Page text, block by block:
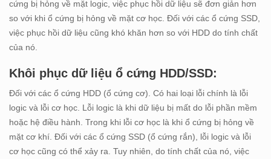
cứng bị hỏng về mặt logic, việc phục hồi dữ liệu sẽ đơn giản hơn
so với khi ổ cứng bị hỏng về mặt cơ học. Đối với các ổ cứng SSD,
việc phục hồi dữ liệu cũng khó khăn hơn so với HDD do tính chất
của nó.
Khôi phục dữ liệu ổ cứng HDD/SSD:
Đối với các ổ cứng HDD (ổ cứng cơ). Có hai loại lỗi chính là lỗi
logic và lỗi cơ học. Lỗi logic là khi dữ liệu bị mất do lỗi phần mềm
hoặc hệ điều hành. Trong khi lỗi cơ học là khi ổ cứng bị hỏng về
mặt cơ khí. Đối với các ổ cứng SSD (ổ cứng rắn), lỗi logic và lỗi
cơ học cũng có thể xảy ra. Tuy nhiên, do tính chất của nó, việc